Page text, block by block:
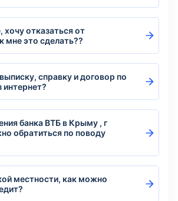
хочу отказаться от
мне это сделать??
справку и договор по
интернет?
банка ВТБ в Крыму , г
обратиться по поводу
местности, как можно